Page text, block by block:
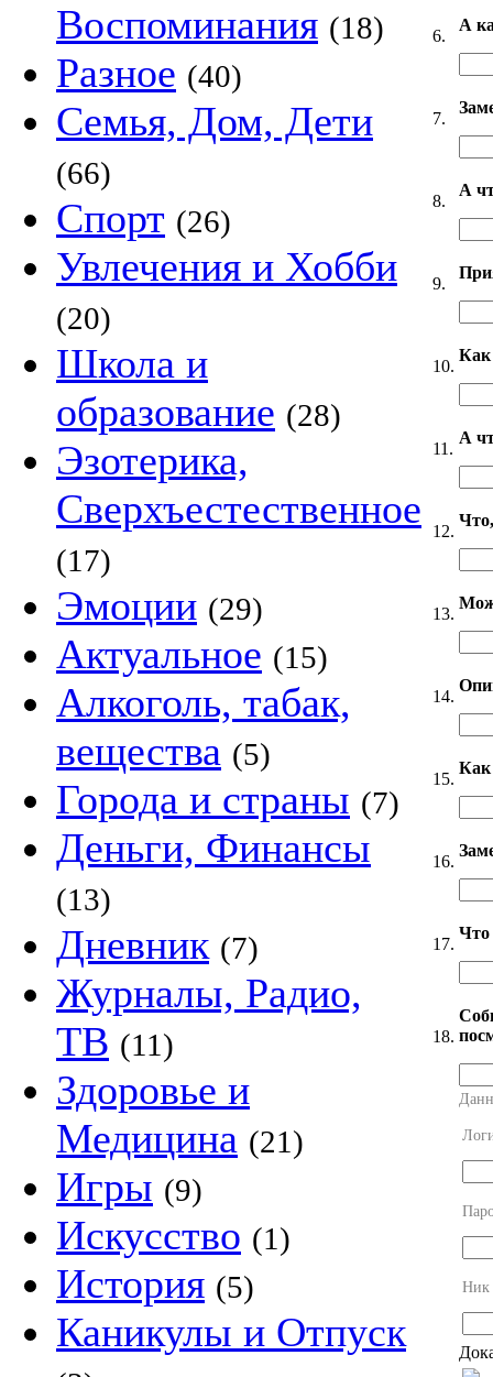
Воспоминания (18)
Разное (40)
Семья, Дом, Дети
(66)
Спорт (26)
Увлечения и Хобби
(20)
Школа и
образование (28)
Эзотерика,
Сверхъестественное
(17)
Эмоции (29)
Актуальное (15)
Алкоголь, табак,
вещества (5)
Города и страны (7)
Деньги, Финансы
(13)
Дневник (7)
Журналы, Радио,
ТВ (11)
Здоровье и
Медицина (21)
Игры (9)
Искусство (1)
История (5)
Каникулы и Отпуск
6.
А
7.
8.
А
9.
10.
Как
11.
А
12.
13.
14.
15.
Как
16.
17.
Что
18.
Ник